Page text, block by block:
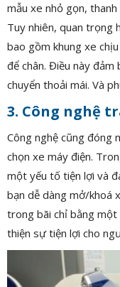
mẫu xe nhỏ gọn,
Tuy nhiên, quan trọng
bao gồm khung xe
để chân. Điều này
chuyển thoải mái. Và
3. Công nghệ
Công nghệ cũng đóng
chọn xe máy điện.
một yếu tố tiện lợi và
bạn dễ dàng mở/khoá
trong bãi chỉ bằng một
thiện sự tiện lợi cho